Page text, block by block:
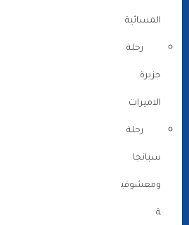
المسائية
رحلة
جزيرة
الاميرات
رحلة
سبانجا
ومعشوقي
ة